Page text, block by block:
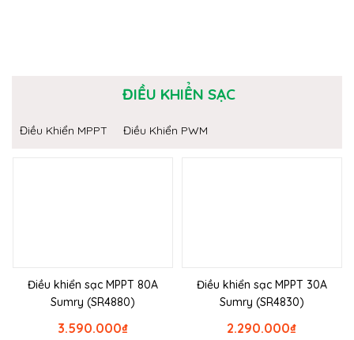
ĐIỀU KHIỂN SẠC
Điều Khiển MPPT Điều Khiển PWM
Điều khiển sạc MPPT 80A
Sumry (SR4880)
₫
3.590.000
Điều khiển sạc MPPT 30A
Sumry (SR4830)
₫
2.290.000